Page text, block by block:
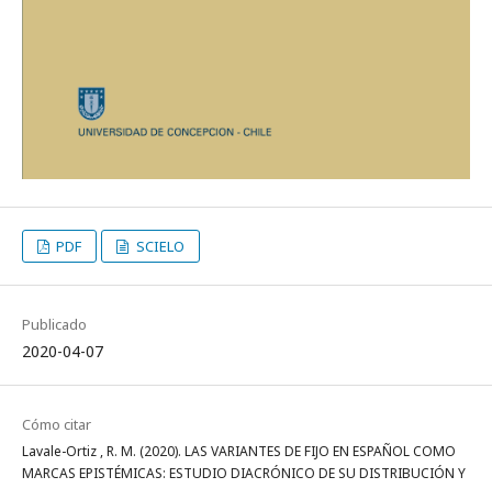
PDF SCIELO
Publicado
2020-04-07
Cómo citar
Lavale-Ortiz , R. M. (2020). LAS VARIANTES DE FIJO EN ESPAÑOL COMO
MARCAS EPISTÉMICAS: ESTUDIO DIACRÓNICO DE SU DISTRIBUCIÓN Y